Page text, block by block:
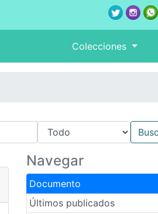
Colecciones
Navegar
Documento
Últimos publicados